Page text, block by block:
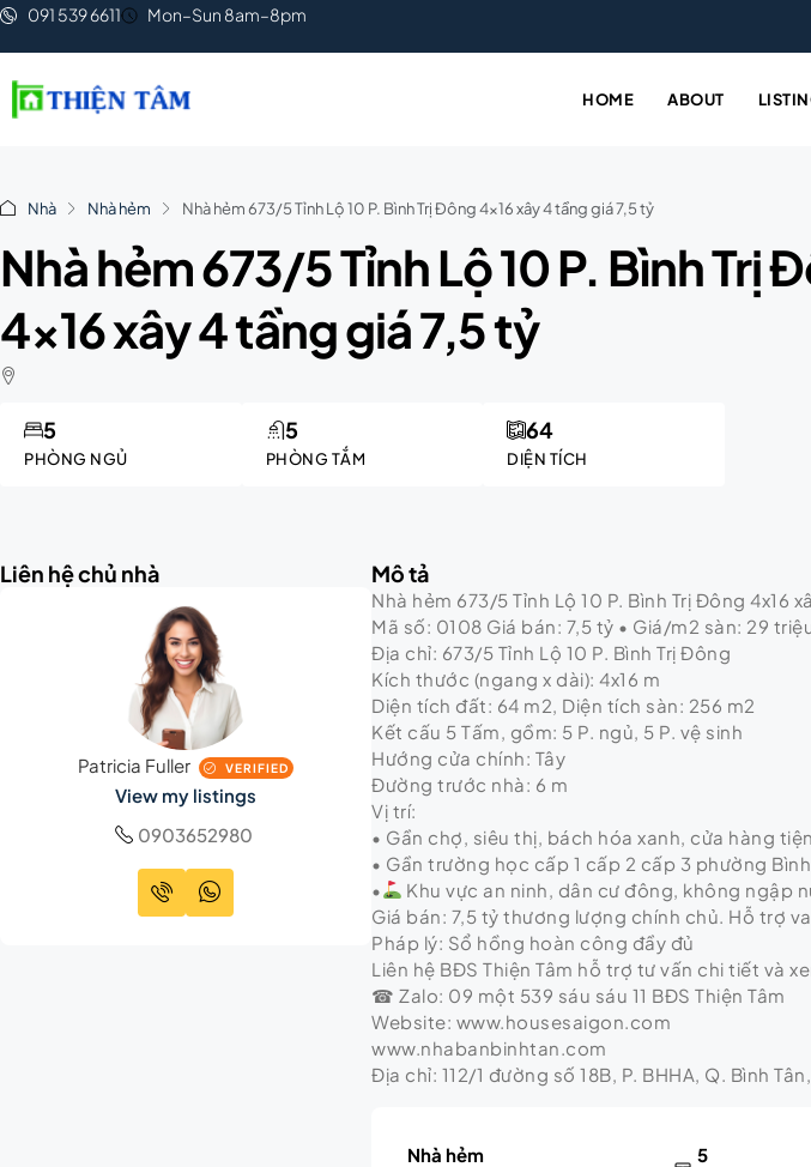
091 539 6611 Mon–Sun 8am–8pm
HOME ABOUT
Nhà Nhà hẻm Nhà hẻm 673/5 Tỉnh Lộ 10 P. Bình Trị Đông 4×16 xây 4 tầng giá 7,5 tỷ
Nhà hẻm 673/5 Tỉnh Lộ 10 P. Bình Trị
4×16 xây 4 tầng giá 7,5 tỷ
PHÒNG NGỦ
5
PHÒNG TẮM
5
DIỆN TÍCH
64
Liên hệ chủ nhà
Patricia Fuller VERIFIED
View my listings
0903652980
Mô tả
Nhà hẻm 673/5 Tỉnh Lộ 10 P. Bình Trị Đông 4x16
Mã số: 0108 Giá bán: 7,5 tỷ • Giá/m2 sàn: 29
Địa chỉ: 673/5 Tỉnh Lộ 10 P. Bình Trị Đông
Kích thước (ngang x dài): 4x16 m
Diện tích đất: 64 m2, Diện tích sàn: 256 m2
Kết cấu 5 Tấm, gồm: 5 P. ngủ, 5 P. vệ sinh
Hướng cửa chính: Tây
Đường trước nhà: 6 m
Vị trí:
• Gần chợ, siêu thị, bách hóa xanh, cửa hàng
• Gần trường học cấp 1 cấp 2 cấp 3 phường
•
Khu vực an ninh, dân cư đông, không ngập
Giá bán: 7,5 tỷ thương lượng chính chủ. Hỗ trợ
Pháp lý: Sổ hồng hoàn công đầy đủ
Liên hệ BĐS Thiện Tâm hỗ trợ tư vấn chi tiết và
☎ Zalo: 09 một 539 sáu sáu 11 BĐS Thiện Tâm
Website: www.housesaigon.com
www.nhabanbinhtan.com
Địa chỉ: 112/1 đường số 18B, P. BHHA, Q. Bình
Nhà hẻm 5